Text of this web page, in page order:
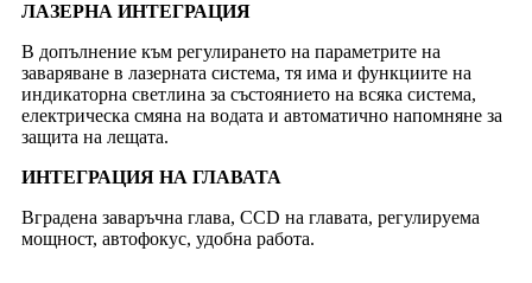
ЛАЗЕРНА ИНТЕГРАЦИЯ
В допълнение към регулирането на параметрите на
заваряване в лазерната система, тя има и функциите на
индикаторна светлина за състоянието на всяка система,
електрическа смяна на водата и автоматично напомняне за
защита на лещата.
ИНТЕГРАЦИЯ НА ГЛАВАТА
Вградена заваръчна глава, CCD на главата, регулируема
мощност, автофокус, удобна работа.